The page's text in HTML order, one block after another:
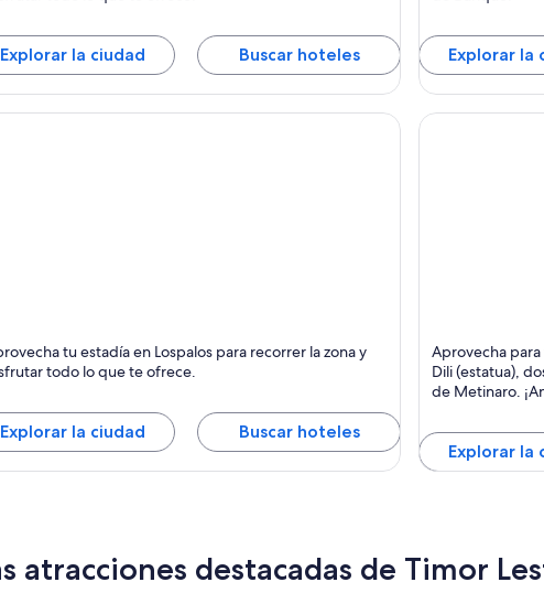
Explorar la ciudad Buscar hoteles Explorar la
tu estadía en Lospalos para recorrer la zona y
todo lo que te ofrece.
Explorar la ciudad Buscar hoteles
Aprovecha para
Dili (estatua),
de Metinaro.
Explorar la
atracciones destacadas de Timor